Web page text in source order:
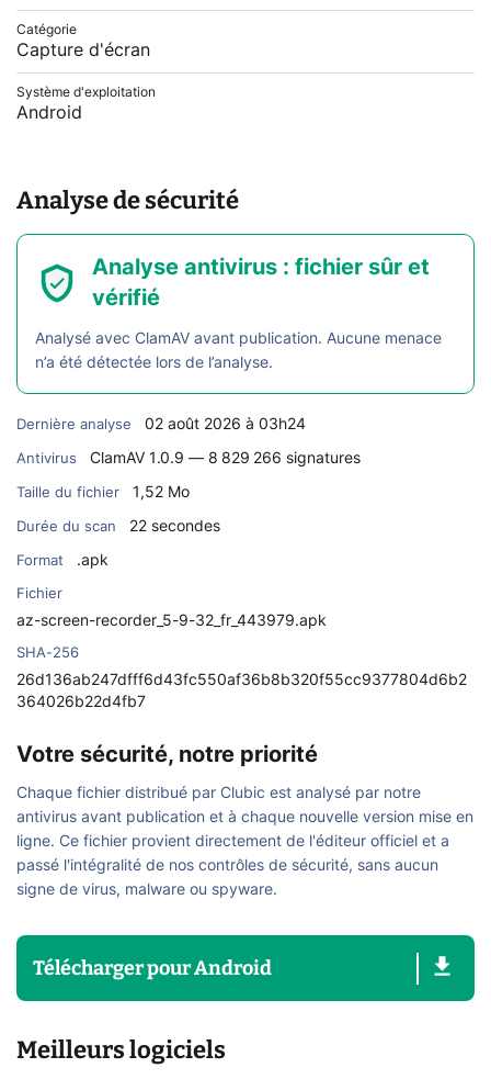
Catégorie
Capture d'écran
Système d'exploitation
Android
Analyse de sécurité
Analyse antivirus : fichier sûr et
vérifié
Analysé avec ClamAV avant publication. Aucune menace
n’a été détectée lors de l’analyse.
Dernière analyse 02 août 2026 à 03h24
Antivirus ClamAV 1.0.9 — 8 829 266 signatures
Taille du fichier 1,52 Mo
Durée du scan 22 secondes
Format .apk
Fichier
az-screen-recorder_5-9-32_fr_443979.apk
SHA-256
26d136ab247dfff6d43fc550af36b8b320f55cc9377804d6b2
364026b22d4fb7
Votre sécurité, notre priorité
Chaque fichier distribué par Clubic est analysé par notre
antivirus avant publication et à chaque nouvelle version mise en
ligne. Ce fichier provient directement de l'éditeur officiel et a
passé l'intégralité de nos contrôles de sécurité, sans aucun
signe de virus, malware ou spyware.
TéléchargerpourAndroid
Meilleurs logiciels